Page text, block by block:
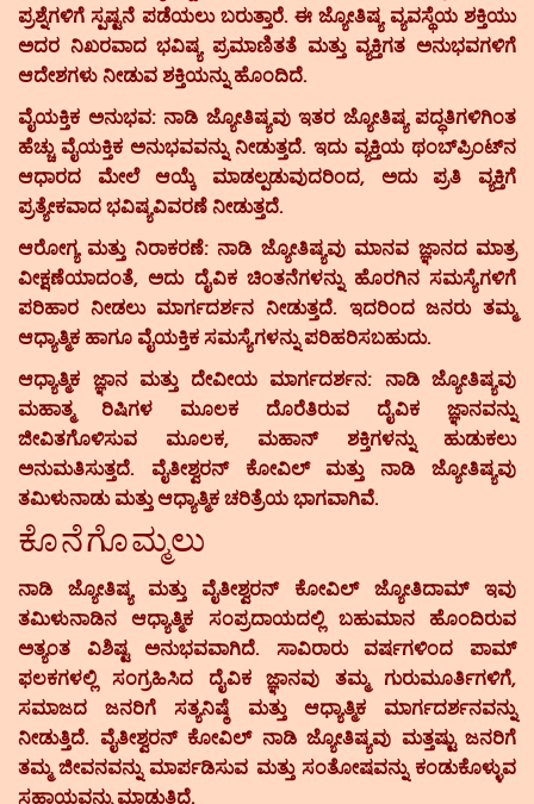
ಪ್ರಶ್ನೆಗಳಿಗೆ ಸ್ಪಷ್ಟನೆ ಪಡೆಯಲು ಬರುತ್ತಾರೆ. ಈ ಜ್ಯೋತಿಷ್ಯ ವ್ಯವಸ್ಥೆಯ ಶಕ್ತಿಯು
ಅದರ ನಿಖರವಾದ ಭವಿಷ್ಯ ಪ್ರಮಾಣಿತತೆ ಮತ್ತು ವ್ಯಕ್ತಿಗತ ಅನುಭವಗಳಿಗೆ
ಆದೇಶಗಳು ನೀಡುವ ಶಕ್ತಿಯನ್ನು ಹೊಂದಿದೆ.
ವೈಯಕ್ತಿಕ ಅನುಭವ:ನಾಡಿ ಜ್ಯೋತಿಷ್ಯವು ಇತರ ಜ್ಯೋತಿಷ್ಯ ಪದ್ಧತಿಗಳಿಗಿಂತ
ಹೆಚ್ಚು ವೈಯಕ್ತಿಕ ಅನುಭವವನ್ನು ನೀಡುತ್ತದೆ. ಇದು ವ್ಯಕ್ತಿಯ ಥಂಬ್‌ಪ್ರಿಂಟ್‌ನ
ಆಧಾರದ ಮೇಲೆ ಆಯ್ಕೆ ಮಾಡಲ್ಪಡುವುದರಿಂದ, ಅದು ಪ್ರತಿ ವ್ಯಕ್ತಿಗೆ
ಪ್ರತ್ಯೇಕವಾದ ಭವಿಷ್ಯವಿವರಣೆ ನೀಡುತ್ತದೆ.
ಆರೋಗ್ಯ ಮತ್ತು ನಿರಾಕರಣೆ:ನಾಡಿ ಜ್ಯೋತಿಷ್ಯವು ಮಾನವ ಜ್ಞಾನದ ಮಾತ್ರ
ವೀಕ್ಷಣೆಯಾದಂತೆ, ಅದು ದೈವಿಕ ಚಿಂತನೆಗಳನ್ನು ಹೊರಗಿನ ಸಮಸ್ಯೆಗಳಿಗೆ
ಪರಿಹಾರ ನೀಡಲು ಮಾರ್ಗದರ್ಶನ ನೀಡುತ್ತದೆ. ಇದರಿಂದ ಜನರು ತಮ್ಮ
ಆಧ್ಯಾತ್ಮಿಕ ಹಾಗೂ ವೈಯಕ್ತಿಕ ಸಮಸ್ಯೆಗಳನ್ನು ಪರಿಹರಿಸಬಹುದು.
ಆಧ್ಯಾತ್ಮಿಕ ಜ್ಞಾನ ಮತ್ತು ದೇವೀಯ ಮಾರ್ಗದರ್ಶನ: ನಾಡಿ ಜ್ಯೋತಿಷ್ಯವು
ಮಹಾತ್ಮ ರಿಷಿಗಳ ಮೂಲಕ ದೊರೆತಿರುವ ದೈವಿಕ ಜ್ಞಾನವನ್ನು
ಜೀವಿತಗೊಳಿಸುವ ಮೂಲಕ, ಮಹಾನ್ ಶಕ್ತಿಗಳನ್ನು ಹುಡುಕಲು
ಅನುಮತಿಸುತ್ತದೆ. ವೈತೀಶ್ವರನ್ ಕೋವಿಲ್ ಮತ್ತು ನಾಡಿ ಜ್ಯೋತಿಷ್ಯವು
ತಮಿಳುನಾಡು ಮತ್ತು ಆಧ್ಯಾತ್ಮಿಕ ಚರಿತ್ರೆಯ ಭಾಗವಾಗಿವೆ.
ಕೊನೆಗೊಮ್ಮಲು
ನಾಡಿ ಜ್ಯೋತಿಷ್ಯ ಮತ್ತು ವೈತೀಶ್ವರನ್ ಕೋವಿಲ್ ಜ್ಯೋತಿದಾಮ್ ಇವು
ತಮಿಳುನಾಡಿನ ಆಧ್ಯಾತ್ಮಿಕ ಸಂಪ್ರದಾಯದಲ್ಲಿ ಬಹುಮಾನ ಹೊಂದಿರುವ
ಅತ್ಯಂತ ವಿಶಿಷ್ಟ ಅನುಭವವಾಗಿದೆ. ಸಾವಿರಾರು ವರ್ಷಗಳಿಂದ ಪಾಮ್
ಫಲಕಗಳಲ್ಲಿ ಸಂಗ್ರಹಿಸಿದ ದೈವಿಕ ಜ್ಞಾನವು ತಮ್ಮ ಗುರುಮೂರ್ತಿಗಳಿಗೆ,
ಸಮಾಜದ ಜನರಿಗೆ ಸತ್ಯನಿಷ್ಠೆ ಮತ್ತು ಆಧ್ಯಾತ್ಮಿಕ ಮಾರ್ಗದರ್ಶನವನ್ನು
ನೀಡುತ್ತಿದೆ. ವೈತೀಶ್ವರನ್ ಕೋವಿಲ್ ನಾಡಿ ಜ್ಯೋತಿಷ್ಯವು ಮತ್ತಷ್ಟು ಜನರಿಗೆ
ತಮ್ಮ ಜೀವನವನ್ನು ಮಾರ್ಪಡಿಸುವ ಮತ್ತು ಸಂತೋಷವನ್ನು ಕಂಡುಕೊಳ್ಳುವ
ಸಹಾಯವನ್ನು ಮಾಡುತ್ತಿದೆ.